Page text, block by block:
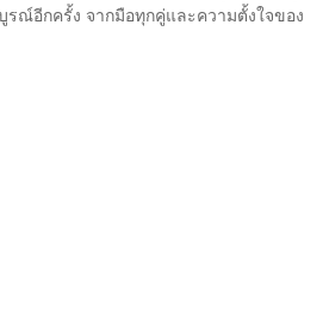
ณ์อีกครั้ง จากมือทุกคู่และความตั้งใจของ